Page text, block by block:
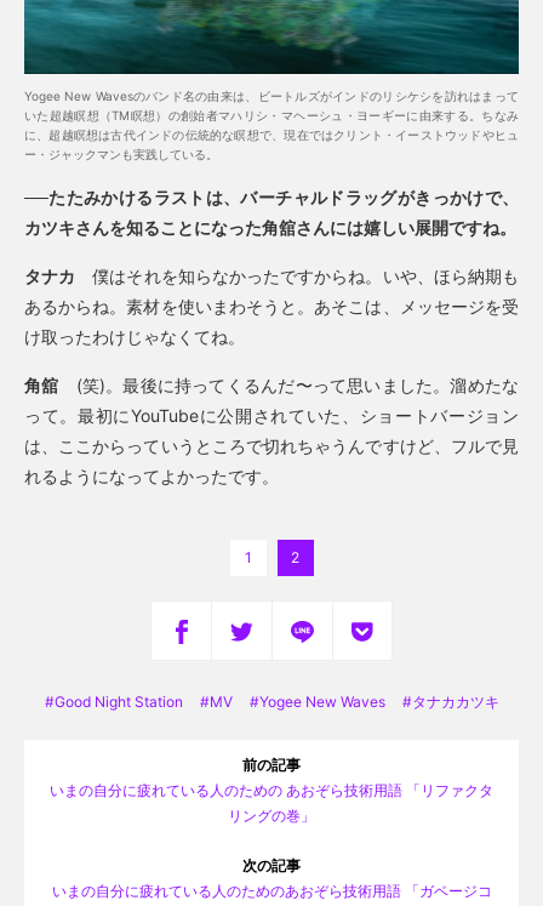
Yogee New Wavesのバンド名の由来は、ビートルズがインドのリシケシを訪れはまって
いた超越瞑想（TM瞑想）の創始者マハリシ・マヘーシュ・ヨーギーに由来する。ちなみ
に、超越瞑想は古代インドの伝統的な瞑想で、現在ではクリント・イーストウッドやヒュ
ー・ジャックマンも実践している。
──たたみかけるラストは、バーチャルドラッグがきっかけで、
カツキさんを知ることになった角舘さんには嬉しい展開ですね。
タナカ僕はそれを知らなかったですからね。いや、ほら納期も
あるからね。素材を使いまわそうと。あそこは、メッセージを受
け取ったわけじゃなくてね。
角舘 (笑)。最後に持ってくるんだ〜って思いました。溜めたな
って。最初にYouTubeに公開されていた、ショートバージョン
は、ここからっていうところで切れちゃうんですけど、フルで見
れるようになってよかったです。
1 2
Good Night Station MV Yogee New Waves タナカカツキ
前の記事
いまの自分に疲れている人のための あおぞら技術用語 「リファクタ
リングの巻」
次の記事
いまの自分に疲れている人のためのあおぞら技術用語 「ガベージコ